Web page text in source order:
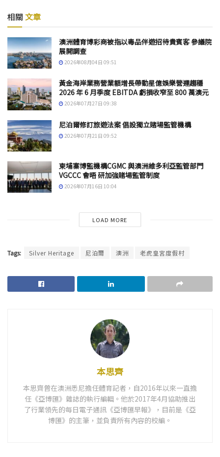
相關 文章
澳洲體育博彩商被指以毒品伴遊招待貴賓客 參議院
展開調查
2026年08月04日 09:51
黃金海岸業務營業額增長帶動星億娛樂營運趨穩
2026 年 6 月季度 EBITDA 虧損收窄至 800 萬澳元
2026年07月27日 09:38
尼泊爾修訂旅遊法案 倡設獨立賭場監管機構
2026年07月21日 09:52
柬埔寨博監機構CGMC 與澳洲維多利亞監管部門
VGCCC 會晤 研加強賭場監管制度
2026年07月16日 10:04
LOAD MORE
Tags: Silver Heritage 尼泊爾 澳洲 老虎皇宮度假村
本思齊
本思齊曾在澳洲悉尼擔任體育記者，自2016年以來一直擔
任《亞博匯》雜誌的執行編輯。他於2017年4月協助推出
了行業領先的每日電子通訊《亞博匯早報》，目前是《亞
博匯》的主筆，並負責所有內容的校編。